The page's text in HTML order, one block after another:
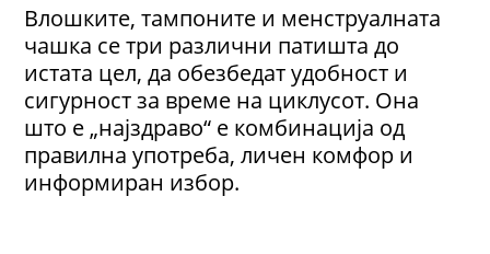
Влошките, тампоните и менструалната
чашкa се три различни патишта до
истата цел, да обезбедат удобност и
сигурност за време на циклусот. Она
што е „најздраво“ е комбинација од
правилна употреба, личен комфор и
информиран избор.